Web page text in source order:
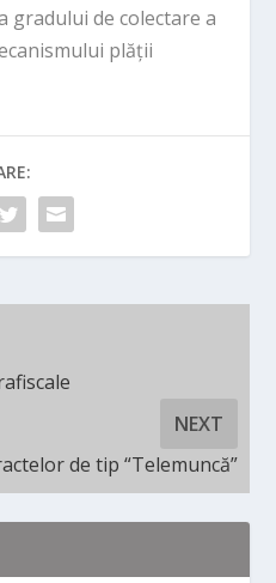
gradului de colectare a
plății
NEXT
de tip “Telemuncă”